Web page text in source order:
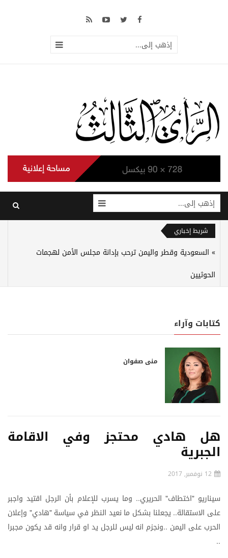
إذهب إلى...
إذهب إلى...
شريط إخباري
السعودية وقطر واليمن ترحب بإدانة مجلس الأمن لهجمات
الحوثيين
كتابات وآراء
منى صفوان
هل هادي محتجز وفي الاقامة
الجبرية
12 نوفمبر, 2017
سيناريو "اختطاف" الحريري.. وما يسرب للإعلام بأن الرجل اقتيد واجبر
على الاستقالة.. يجعلنا بشكل ما نعيد النظر في سياسة "هادي" وإعلان
الحرب على اليمن ..ونجزم انه ليس للرجل يد او قرار وانه قد يكون مجبرا
..